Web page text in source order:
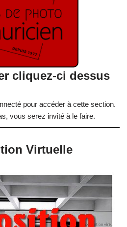
cliquez-ci dessus
pour accéder à cette section.
vous serez invité à le faire.
Virtuelle